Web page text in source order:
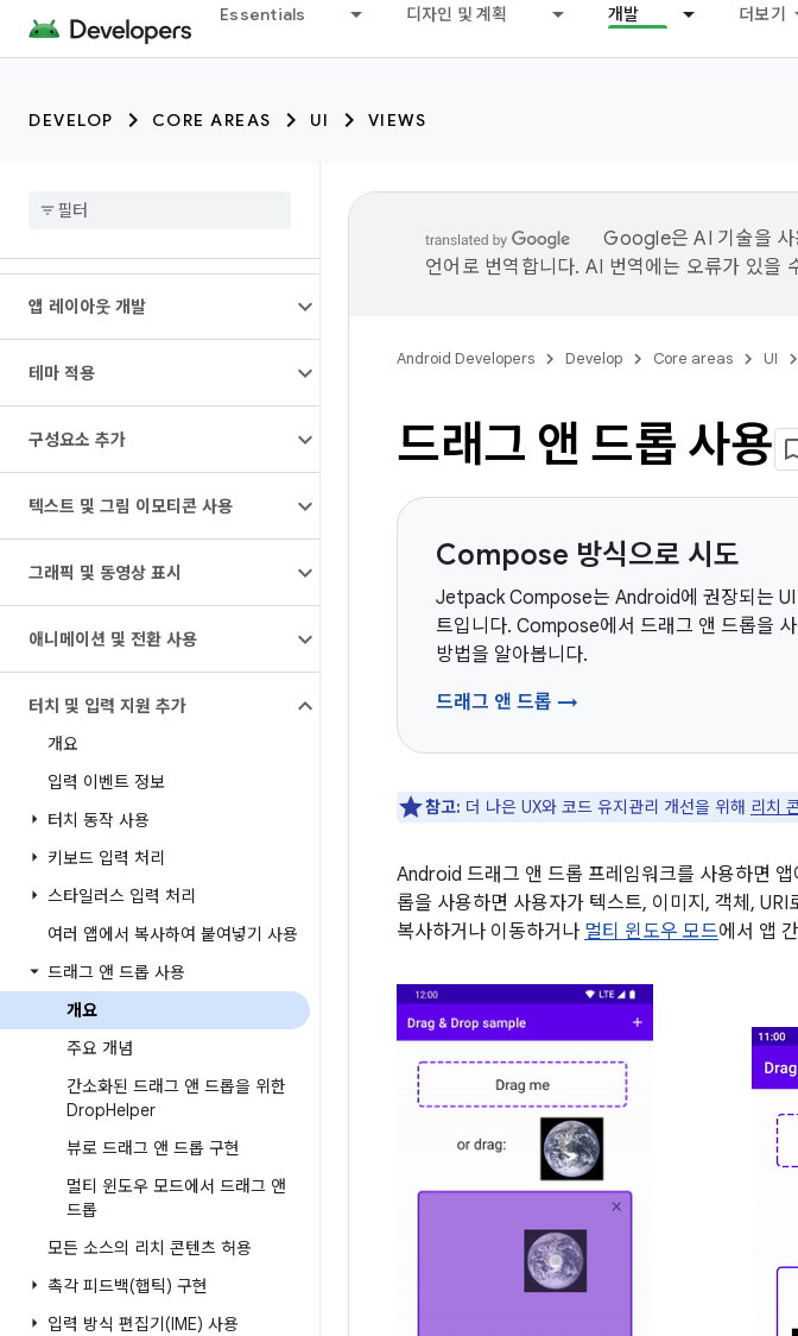
Essentials 디자인 및 계획 개발 더보기
DEVELOP CORE AREAS UI VIEWS
앱 레이아웃 개발
테마 적용
구성요소 추가
텍스트 및 그림 이모티콘 사용
그래픽 및 동영상 표시
애니메이션 및 전환 사용
터치 및 입력 지원 추가
개요
입력 이벤트 정보
터치 동작 사용
키보드 입력 처리
스타일러스 입력 처리
여러 앱에서 복사하여 붙여넣기 사용
드래그 앤 드롭 사용
개요
주요 개념
간소화된 드래그 앤 드롭을 위한
DropHelper
뷰로 드래그 앤 드롭 구현
멀티 윈도우 모드에서 드래그 앤
드롭
모든 소스의 리치 콘텐츠 허용
촉각 피드백(햅틱) 구현
입력 방식 편집기(IME) 사용
Google은 AI 기술을 사
언어로 번역합니다. AI 번역에는 오류가 있을
Android Developers Develop Core areas UI
드래그 앤 드롭 사용
Compose 방식으로 시도
Jetpack Compose는 Android에 권장되는 UI
트입니다. Compose에서 드래그 앤 드롭을
방법을 알아봅니다.
드래그 앤 드롭 →
참고: 더 나은 UX와 코드 유지관리 개선을 위해 리치
Android 드래그 앤 드롭 프레임워크를 사용하면
롭을 사용하면 사용자가 텍스트, 이미지, 객체,
복사하거나 이동하거나 멀티 윈도우 모드에서 앱